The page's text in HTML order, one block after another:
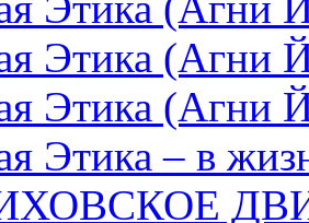
Этика (Агни
Этика (Агни
Этика – в